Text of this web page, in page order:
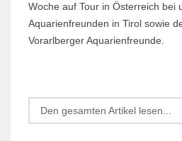
Woche auf Tour in Österreich bei
Aquarienfreunden in Tirol sowie
Vorarlberger Aquarienfreunde.
Den gesamten Artikel lesen...